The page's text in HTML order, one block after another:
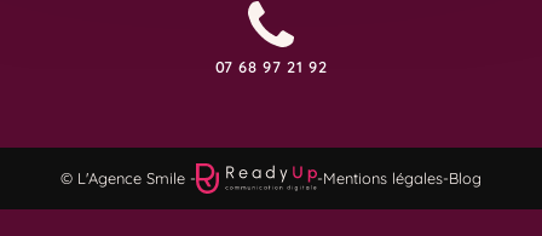
07 68 97 21 92
© L'Agence Smile - -Mentions légales-Blog